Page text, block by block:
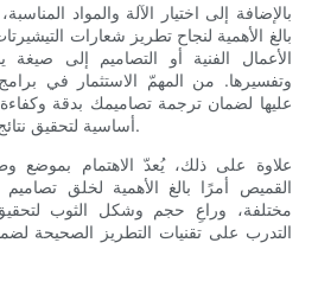
بالإضافة إلى اختيار الآلة والمواد
بالغ الأهمية لنجاح تطريز شعارات
الأعمال الفنية أو التصاميم إلى صيغة
وتفسيرها. من المهمّ الاستثمار في
عليها لضمان ترجمة تصاميمك بدقة
أساسية لتحقيق نتائج تطريز دقيقة وعالية الجودة.
علاوة على ذلك، يُعدّ الاهتمام بموضع
القميص أمرًا بالغ الأهمية لخلق
مختلفة، وراعِ حجم وشكل الثوب
التدرب على تقنيات التطريز الصحيحة